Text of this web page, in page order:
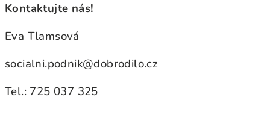
Kontaktujte nás!
Eva Tlamsová
socialni.podnik@dobrodilo.cz
Tel.: 725 037 325